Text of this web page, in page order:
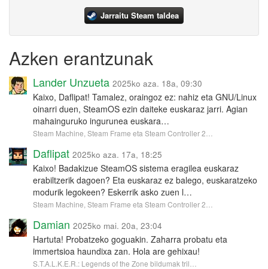
Jarraitu Steam taldea
Azken erantzunak
Lander Unzueta 2025ko aza. 18a, 09:30
Kaixo, Daflipat! Tamalez, oraingoz ez: nahiz eta GNU/Linux
oinarri duen, SteamOS ezin daiteke euskaraz jarri. Agian
mahainguruko ingurunea euskara…
Steam Machine, Steam Frame eta Steam Controller 2…
Daflipat 2025ko aza. 17a, 18:25
Kaixo! Badakizue SteamOS sistema eragilea euskaraz
erabiltzerik dagoen? Eta euskaraz ez balego, euskaratzeko
modurik legokeen? Eskerrik asko zuen l…
Steam Machine, Steam Frame eta Steam Controller 2…
Damian 2025ko mai. 20a, 23:04
Hartuta! Probatzeko goguakin. Zaharra probatu eta
immertsioa haundixa zan. Hola are gehixau!
S.T.A.L.K.E.R.: Legends of the Zone bildumak tril…